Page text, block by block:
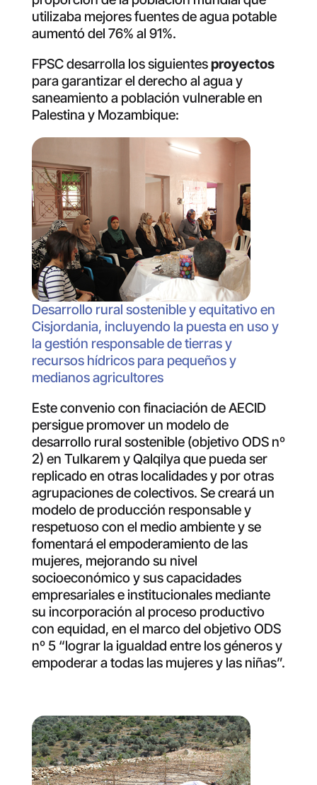
utilizaba mejores fuentes de agua potable
aumentó del 76% al 91%.
FPSC desarrolla los siguientesproyectos
para garantizar el derecho al agua y
saneamiento a población vulnerable en
Palestina y Mozambique:
Desarrollo rural sostenible y equitativo en
Cisjordania, incluyendo la puesta en uso y
la gestión responsable de tierras y
recursos hídricos para pequeños y
medianos agricultores
Este convenio con finaciación de AECID
persigue promover un modelo de
desarrollo rural sostenible (objetivo ODS nº
2) en Tulkarem y Qalqilya que pueda ser
replicado en otras localidades y por otras
agrupaciones de colectivos. Se creará un
modelo de producción responsable y
respetuoso con el medio ambiente y se
fomentará el empoderamiento de las
mujeres, mejorando su nivel
socioeconómico y sus capacidades
empresariales e institucionales mediante
su incorporación al proceso productivo
con equidad, en el marco del objetivo ODS
nº 5 “lograr la igualdad entre los géneros y
empoderar a todas las mujeres y las niñas”.